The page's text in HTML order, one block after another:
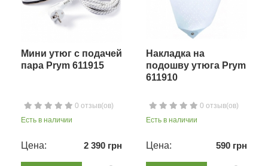
Мини утюг с подачей
пара Prym 611915
0 отзыв(ов)
Есть в наличии
Цена: 2 390 грн
Накладка на
подошву утюга Prym
611910
0 отзыв(ов)
Есть в наличии
Цена: 590 грн